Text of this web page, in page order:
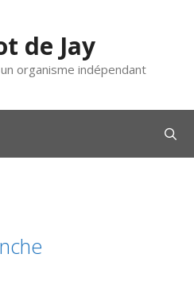
de Jay
organisme indépendant